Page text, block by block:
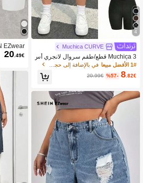
4
Muchica CURVE
Muchica 3 قطع/طقم سروال لانجري أس
ود بأحجام كبيرة
1# الأفضل مبيعا
8.82€
%57-
20.99€
ل ضيق20.49€